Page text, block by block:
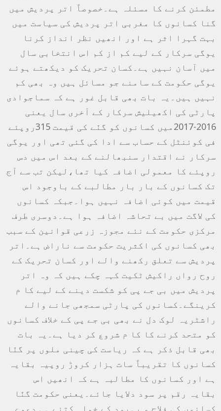
مطمئن کرنے کا مسئلہ ہے۔خصوصاً اتر پردیش میں
گنا کسانوں کا مغربی اتر پردیش کی سیاست میں
بہت گہرا اثر ہے اور انھیں نظر انداز کرنا
یوگی سرکار کے لیے کم از کم اس انتخابی سال
میں آسان نہیں ہے۔کسان تحریک کو دیکھتے ہوئے
یوگی حکومت کے سامنے جو مسائل ہیں وہ بھی کم
نہیں ہیں۔یہ بات بھی قابل غور ہے کہ سماجوادی
پارٹی کی اکھیلیش سرکار کے آخری سال یعنی
2016-2017میں کسانوں کو گنّے کی قیمت 315روپئے
فی کوئنٹل کے حساب سے ادا کی گئی تھی اور یوگی
سرکار نے اقتدار سنبھالنے کے بعد اس میں دس
روپئے کا معمولی اضافہ کیا تھا،لیکن تب سے آج
تک کسانوں کے بار بار مطالبے کے باوجود اس
قیمت میں کوئی اضافہ نہیں ہوا۔جبکہ کسانوں
کی لاگت میں بے تحاشہ اضافہ ہوا ہے۔دوسری طرف
مرکزی حکومت کے نئے مجوزہ زرعی قوانین کے سبب
بھی کسانوں کی اکثریت حکومت سے ناراض ہے۔اتر
پردیش سے تعلق رکھنے والے اور کسان تحریک کے
روح رواں راکیش ٹکیت کہہ چکے ہیں کہ وہ اتر
پردیش میں بی جے پی کو شکست دینے کے لیے کا م
کرینگے۔کسانوں کی پارٹی سمجھی جانے والے
راشٹریہ لوک دل نے بھی بی جے پی کے خلاف کسانوں
کو متحد کرنے کا کا م شروع کر دیا ہے۔یہ بات
بھی قابل ذکر ہے کہ ریاست کی چینی ملوں پر گنّا
کسانوں کا تقریباً سات ہزار کروڑ روپیہ بقایہ
ہے اور کسانوں کا مطالبہ ہے کہ انھیں اس
بقایہ رقم پر سود دلایا جائے۔یعنی حکومت گنّا
کسانوں کی فلاح و بہبود کے خواہ کتنے ہی دعوے